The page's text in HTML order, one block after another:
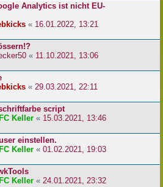
Analytics ist nicht EU-
« 16.01.2022, 13:21
« 11.10.2021, 13:06
« 29.03.2021, 22:11
script
Keller « 15.03.2021, 13:46
einstellen.
Keller « 01.02.2021, 19:03
Keller « 24.01.2021, 23:32